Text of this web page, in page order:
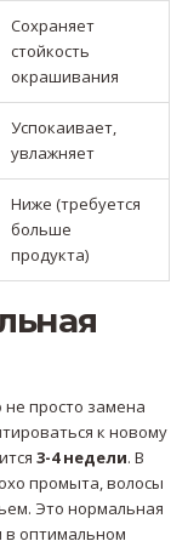
Сохраняет
стойкость
окрашивания
Успокаивает,
увлажняет
Ниже (требуется
больше
продукта)
не просто замена
к новому
3-4 недели. В
промыта, волосы
Это нормальная
в оптимальном